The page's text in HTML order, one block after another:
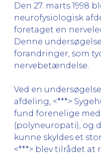
Den 27. marts 1998
neurofysiologisk
foretaget en
Denne
forandringer, som
nervebetændelse.
Ved en
afdeling, <***>
fund forenelige
(polyneuropati), og
kunne skyldes et
<***> blev tilrådet at